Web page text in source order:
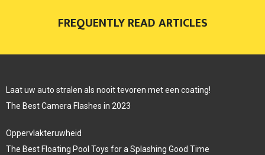
FREQUENTLY READ ARTICLES
Laat uw auto stralen als nooit tevoren met een coating!
The Best Camera Flashes in 2023
Oppervlakteruwheid
The Best Floating Pool Toys for a Splashing Good Time